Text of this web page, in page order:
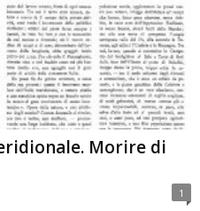
Morire di
1